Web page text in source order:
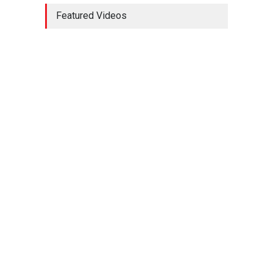
Kindern: Die schönsten
Featured Videos